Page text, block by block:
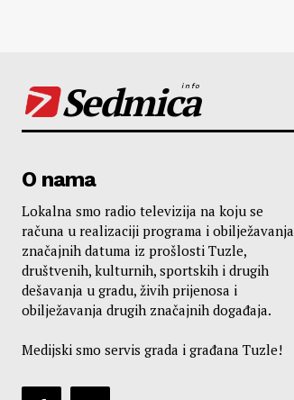
Sedmica
info
O nama
Lokalna smo radio televizija na koju se
računa u realizaciji programa i obilježavanja
značajnih datuma iz prošlosti Tuzle,
društvenih, kulturnih, sportskih i drugih
dešavanja u gradu, živih prijenosa i
obilježavanja drugih značajnih događaja.
Medijski smo servis grada i građana Tuzle!